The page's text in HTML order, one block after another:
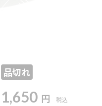
品切れ
1,650 円 税込